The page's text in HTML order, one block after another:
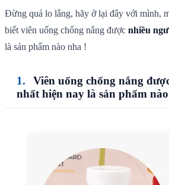
Đừng quá lo lắng, hãy ở lại đây với mình,
biết viên uống chống nắng được nhiều
là sản phẩm nào nha !
Viên uống chống nắng
nhất hiện nay là sản phẩm